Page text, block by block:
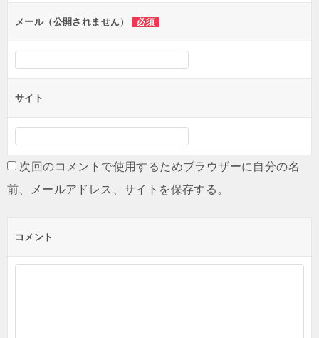
ンメール（公開されません） 必須
サイト
次回のコメントで使用するためブラウザーに自分の名
前、メールアドレス、サイトを保存する。
コメント